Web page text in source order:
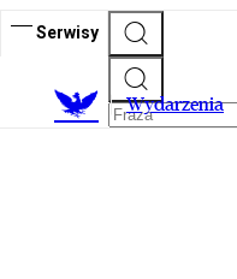
Serwisy
Wydarzenia